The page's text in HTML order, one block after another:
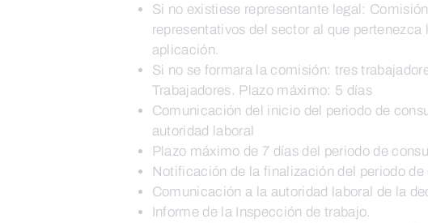
Si no existiese representante legal:
representativos del sector al que
aplicación.
Si no se formara la comisión: tres
Trabajadores. Plazo máximo: 5 días
Comunicación del inicio del periodo de
autoridad laboral
Plazo máximo de 7 días del periodo de
Notificación de la finalización del periodo
Comunicación a la autoridad laboral de la
Informe de la Inspección de trabajo.